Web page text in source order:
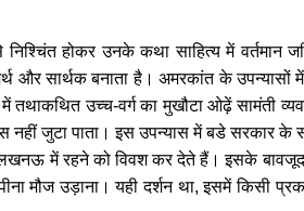
निश्चिंत होकर उनके कथा साहित्य में वर्तमान
और सार्थक बनाता है। अमरकांत के उपन्यासों
में तथाकथित उच्च-वर्ग का मुखौटा ओढ़ें सामंती
नहीं जुटा पाता। इस उपन्यास में बडे सरकार के
लखनऊ में रहने को विवश कर देते हैं। इसके
मौज उड़ाना। यही दर्शन था, इसमें किसी